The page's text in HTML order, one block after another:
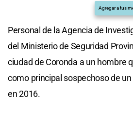
Agregar a tus
Personal de la Agencia de
del Ministerio de Seguridad
ciudad de Coronda a un hombre
como principal sospechoso de
en 2016.